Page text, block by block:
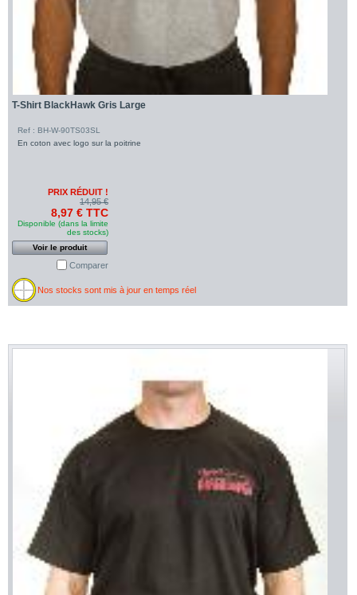
T-Shirt BlackHawk Gris Large
Ref : BH-W-90TS03SL
En coton avec logo sur la poitrine
PRIX RÉDUIT !
14,95 €
8,97 € TTC
Disponible (dans la limite
des stocks)
Voir le produit
Comparer
Nos stocks sont mis à jour en temps réel